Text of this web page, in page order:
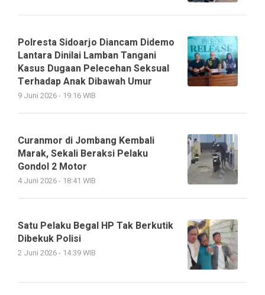
Polresta Sidoarjo Diancam Didemo
Lantara Dinilai Lamban Tangani
Kasus Dugaan Pelecehan Seksual
Terhadap Anak Dibawah Umur
9 Juni 2026 - 19:16 WIB
Curanmor di Jombang Kembali
Marak, Sekali Beraksi Pelaku
Gondol 2 Motor
4 Juni 2026 - 18:41 WIB
Satu Pelaku Begal HP Tak Berkutik
Dibekuk Polisi
2 Juni 2026 - 14:39 WIB